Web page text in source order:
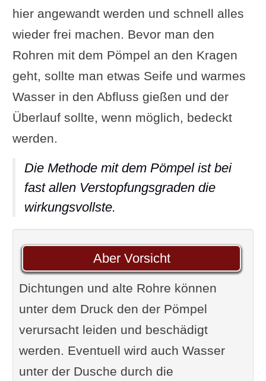
hier angewandt werden und schnell alles
wieder frei machen. Bevor man den
Rohren mit dem Pömpel an den Kragen
geht, sollte man etwas Seife und warmes
Wasser in den Abfluss gießen und der
Überlauf sollte, wenn möglich, bedeckt
werden.
Die Methode mit dem Pömpel ist bei
fast allen Verstopfungsgraden die
wirkungsvollste.
Aber Vorsicht
Dichtungen und alte Rohre können
unter dem Druck den der Pömpel
verursacht leiden und beschädigt
werden. Eventuell wird auch Wasser
unter der Dusche durch die